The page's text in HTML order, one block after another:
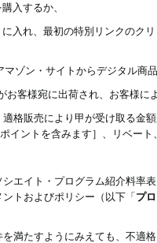
入するか、
入れ、最初の特別リンクのク
ゾン・サイトからデジタル
お客様宛に出荷され、お客様
適格販売により甲が受け取る金
イントを含みます］、リベー
エイト・プログラム紹介料率
トおよびポリシー（以下「プ
満たすようにみえても、不適